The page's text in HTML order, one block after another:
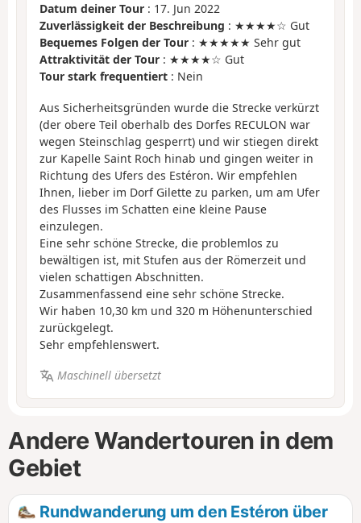
Datum deiner Tour : 17. Jun 2022
Zuverlässigkeit der Beschreibung : ★★★★☆ Gut
Bequemes Folgen der Tour : ★★★★★ Sehr gut
Attraktivität der Tour : ★★★★☆ Gut
Tour stark frequentiert : Nein
Aus Sicherheitsgründen wurde die Strecke verkürzt
(der obere Teil oberhalb des Dorfes RECULON war
wegen Steinschlag gesperrt) und wir stiegen direkt
zur Kapelle Saint Roch hinab und gingen weiter in
Richtung des Ufers des Estéron. Wir empfehlen
Ihnen, lieber im Dorf Gilette zu parken, um am Ufer
des Flusses im Schatten eine kleine Pause
einzulegen.
Eine sehr schöne Strecke, die problemlos zu
bewältigen ist, mit Stufen aus der Römerzeit und
vielen schattigen Abschnitten.
Zusammenfassend eine sehr schöne Strecke.
Wir haben 10,30 km und 320 m Höhenunterschied
zurückgelegt.
Sehr empfehlenswert.
Maschinell übersetzt
Andere Wandertouren in dem
Gebiet
Rundwanderung um den Estéron über